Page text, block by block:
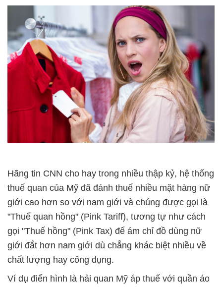
Hãng tin CNN cho hay trong nhiều thập kỷ, hệ thống
thuế quan của Mỹ đã đánh thuế nhiều mặt hàng nữ
giới cao hơn so với nam giới và chúng được gọi là
"Thuế quan hồng" (Pink Tariff), tương tự như cách
gọi "Thuế hồng" (Pink Tax) để ám chỉ đồ dùng nữ
giới đắt hơn nam giới dù chẳng khác biệt nhiều về
chất lượng hay công dụng.
Ví dụ điển hình là hải quan Mỹ áp thuế với quần áo